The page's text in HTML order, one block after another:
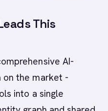
This
AI-
the market -
into a single